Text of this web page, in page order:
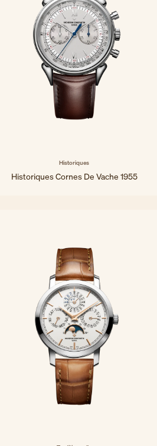
Historiques
Historiques Cornes De Vache 1955